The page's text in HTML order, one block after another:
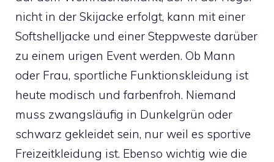
nicht in der Skijacke erfolgt, kann mit einer
Softshelljacke und einer Steppweste darüber
zu einem urigen Event werden. Ob Mann
oder Frau, sportliche Funktionskleidung ist
heute modisch und farbenfroh. Niemand
muss zwangsläufig in Dunkelgrün oder
schwarz gekleidet sein, nur weil es sportive
Freizeitkleidung ist. Ebenso wichtig wie die